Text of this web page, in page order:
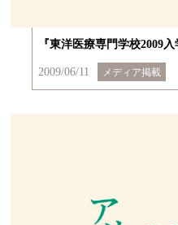
『東洋医療専門学校2009
2009/06/11 メディア掲載